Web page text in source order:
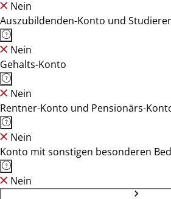
Nein
Auszubildenden-Konto und
Nein
Gehalts-Konto
Nein
Rentner-Konto und Pensionärs-
Nein
Konto mit sonstigen besonderen
Nein